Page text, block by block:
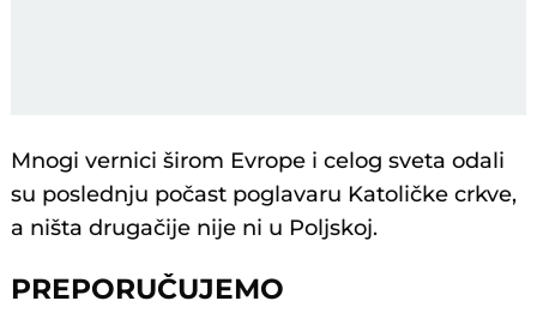
Mnogi vernici širom Evrope i celog sveta odali
su poslednju počast poglavaru Katoličke crkve,
a ništa drugačije nije ni u Poljskoj.
PREPORUČUJEMO